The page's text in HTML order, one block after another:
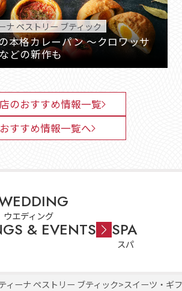
ナ ペストリー ブティック
本格カレーパン ～クロワッサ
どの新作も
のおすすめ情報一覧
おすすめ情報一覧へ
ウエディング
& EVENTS SPA
スパ
ィーナ ペストリー ブティック スイーツ・ギ